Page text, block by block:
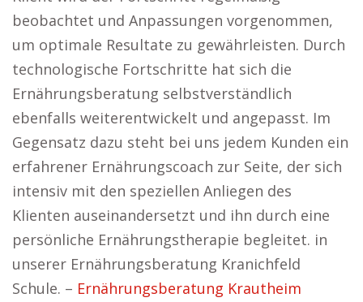
beobachtet und Anpassungen vorgenommen,
um optimale Resultate zu gewährleisten. Durch
technologische Fortschritte hat sich die
Ernährungsberatung selbstverständlich
ebenfalls weiterentwickelt und angepasst. Im
Gegensatz dazu steht bei uns jedem Kunden ein
erfahrener Ernährungscoach zur Seite, der sich
intensiv mit den speziellen Anliegen des
Klienten auseinandersetzt und ihn durch eine
persönliche Ernährungstherapie begleitet. in
unserer Ernährungsberatung Kranichfeld
Schule. – Ernährungsberatung Krautheim